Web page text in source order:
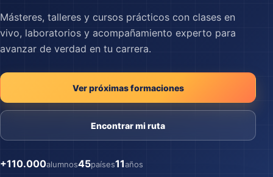
Másteres, talleres y cursos prácticos con clases en
vivo, laboratorios y acompañamiento experto para
avanzar de verdad en tu carrera.
Ver próximas formaciones
Encontrar mi ruta
+110.000alumnos45países11años